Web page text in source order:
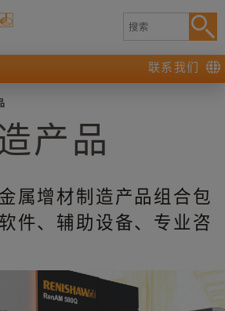
联系我们
产品
属增材制造产品组合包
件、辅助设备、专业咨